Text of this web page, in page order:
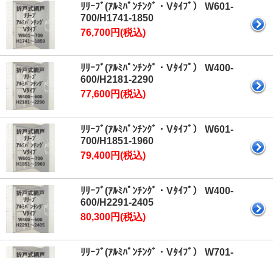
ﾘﾘｰﾌﾞ(ｱﾙﾐﾊﾟﾝﾁﾝｸﾞ・Vﾀｲﾌﾟ） W601-
700/H1741-1850
76,700円(税込)
ﾘﾘｰﾌﾞ(ｱﾙﾐﾊﾟﾝﾁﾝｸﾞ・Vﾀｲﾌﾟ） W400-
600/H2181-2290
77,600円(税込)
ﾘﾘｰﾌﾞ(ｱﾙﾐﾊﾟﾝﾁﾝｸﾞ・Vﾀｲﾌﾟ） W601-
700/H1851-1960
79,400円(税込)
ﾘﾘｰﾌﾞ(ｱﾙﾐﾊﾟﾝﾁﾝｸﾞ・Vﾀｲﾌﾟ） W400-
600/H2291-2405
80,300円(税込)
ﾘﾘｰﾌﾞ(ｱﾙﾐﾊﾟﾝﾁﾝｸﾞ・Vﾀｲﾌﾟ） W701-